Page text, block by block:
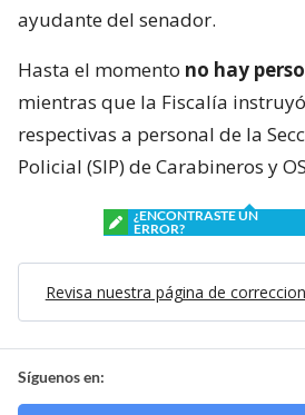
ayudante del senador.
Hasta el momento no hay
mientras que la Fiscalía
respectivas a personal de la
Policial (SIP) de Carabineros y
¿ENCONTRASTE UN
ERROR?
Revisa nuestra página de
Síguenos en: